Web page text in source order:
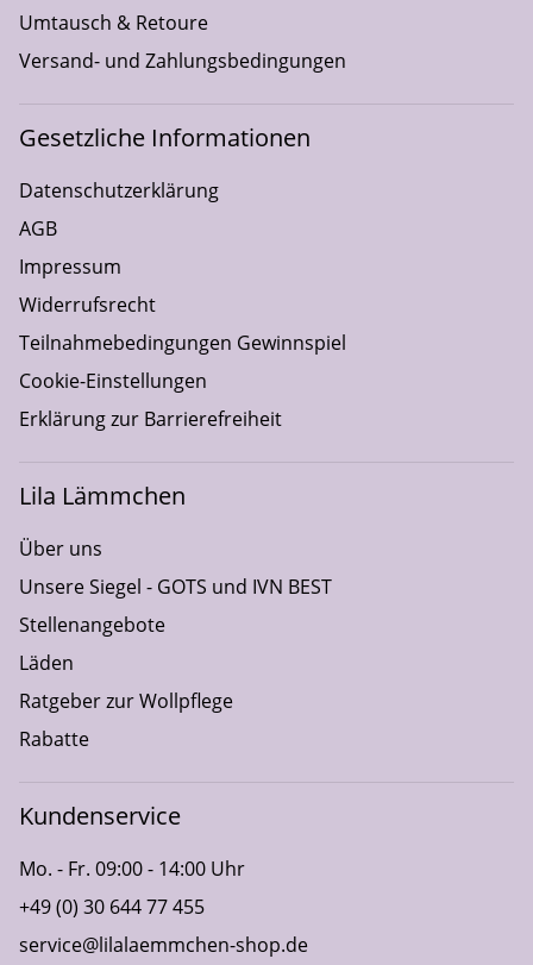
Umtausch & Retoure
Versand- und Zahlungsbedingungen
Gesetzliche Informationen
Datenschutzerklärung
AGB
Impressum
Widerrufsrecht
Teilnahmebedingungen Gewinnspiel
Cookie-Einstellungen
Erklärung zur Barrierefreiheit
Lila Lämmchen
Über uns
Unsere Siegel - GOTS und IVN BEST
Stellenangebote
Läden
Ratgeber zur Wollpflege
Rabatte
Kundenservice
Mo. - Fr. 09:00 - 14:00 Uhr
+49 (0) 30 644 77 455
service@lilalaemmchen-shop.de